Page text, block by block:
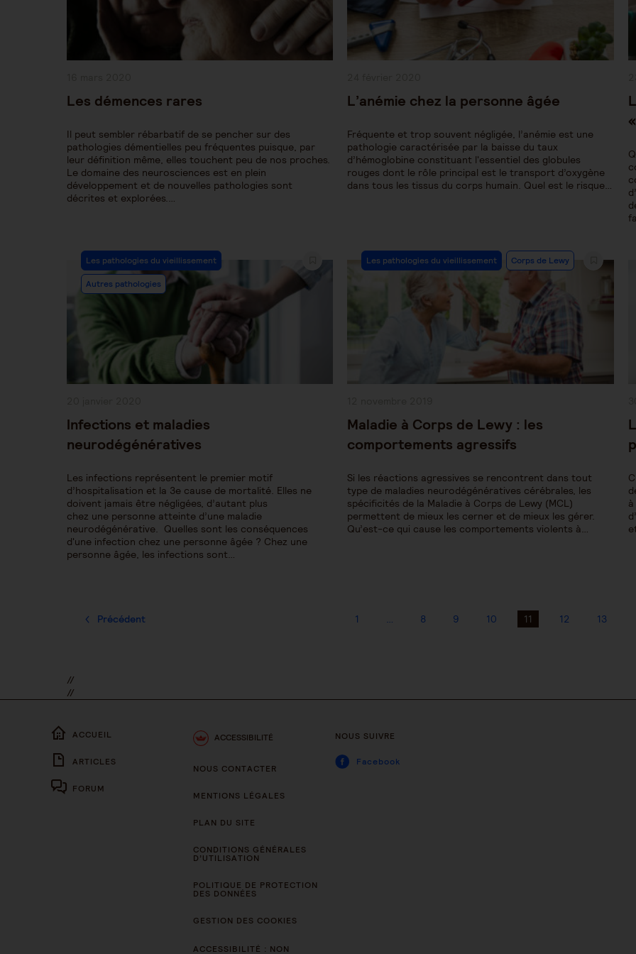
Les démences rares
Il peut sembler rébarbatif de se pencher sur des
pathologies démentielles peu fréquentes puisque, par
leur définition même, elles touchent peu de nos proches.
Le domaine des neurosciences est en plein
développement et de nouvelles pathologies sont
décrites et explorées.…
L’anémie chez la personne âgée
Fréquente et trop souvent négligée, l’anémie est une
pathologie caractérisée par la baisse du taux
d’hémoglobine constituant l'essentiel des globules
rouges dont le rôle principal est le transport d’oxygène
dans tous les tissus du corps humain. Quel est le risque…
Post
Category:
Les pathologies du vieillissement
Autres pathologies
Infections et maladies
neurodégénératives
Les infections représentent le premier motif
d’hospitalisation et la 3e cause de mortalité. Elles ne
doivent jamais être négligées, d’autant plus
chez une personne atteinte d’une maladie
neurodégénérative. Quelles sont les conséquences
d'une infection chez une personne âgée ? Chez une
personne âgée, les infections sont…
Post
Category:
Les pathologies du vieillissement Corps de Lewy
Maladie à Corps de Lewy : les
comportements agressifs
Si les réactions agressives se rencontrent dans tout
type de maladies neurodégénératives cérébrales, les
spécificités de la Maladie à Corps de Lewy (MCL)
permettent de mieux les cerner et de mieux les gérer.
Qu’est-ce qui cause les comportements violents à…
Précédent 1 … 8 9 10 11 12 13
//
//
ACCUEIL
ARTICLES
FORUM
ACCESSIBILITÉ
NOUS CONTACTER
MENTIONS LÉGALES
PLAN DU SITE
CONDITIONS GÉNÉRALES
D’UTILISATION
POLITIQUE DE PROTECTION
DES DONNÉES
GESTION DES COOKIES
ACCESSIBILITÉ : NON
NOUS SUIVRE
Facebook